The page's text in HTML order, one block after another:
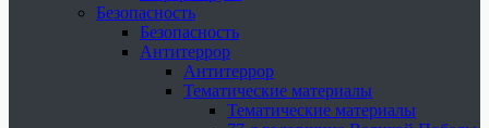
Безопасность
Безопасность
Антитеррор
Антитеррор
Тематические материалы
Тематические материалы